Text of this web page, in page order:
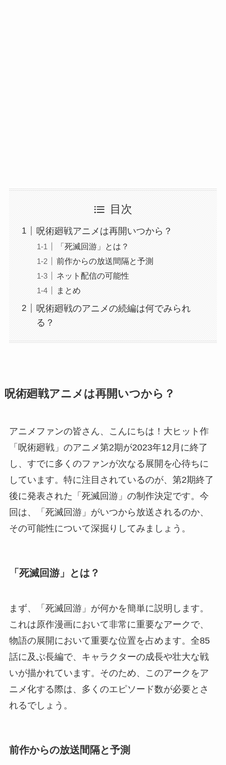
目次
呪術廻戦アニメは再開いつから？
「死滅回游」とは？
前作からの放送間隔と予測
ネット配信の可能性
まとめ
呪術廻戦のアニメの続編は何でみられ
る？
呪術廻戦アニメは再開いつから？
アニメファンの皆さん、こんにちは！大ヒット作
「呪術廻戦」のアニメ第2期が2023年12月に終了
し、すでに多くのファンが次なる展開を心待ちに
しています。特に注目されているのが、第2期終了
後に発表された「死滅回游」の制作決定です。今
回は、「死滅回游」がいつから放送されるのか、
その可能性について深掘りしてみましょう。
「死滅回游」とは？
まず、「死滅回游」が何かを簡単に説明します。
これは原作漫画において非常に重要なアークで、
物語の展開において重要な位置を占めます。全85
話に及ぶ長編で、キャラクターの成長や壮大な戦
いが描かれています。そのため、このアークをア
ニメ化する際は、多くのエピソード数が必要とさ
れるでしょう。
前作からの放送間隔と予測